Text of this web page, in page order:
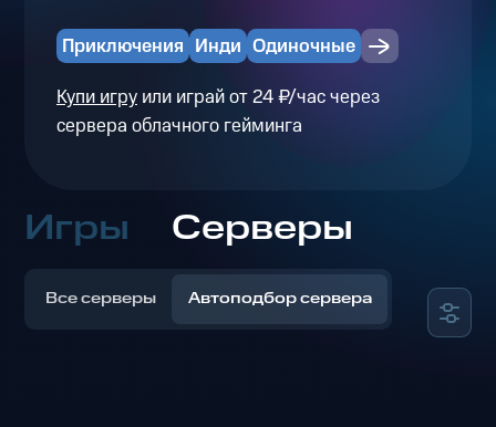
Приключения Инди Одиночные
Купи игруили играй от 24 ₽/час через
сервера облачного гейминга
Игры Серверы
Все серверы Автоподбор сервера